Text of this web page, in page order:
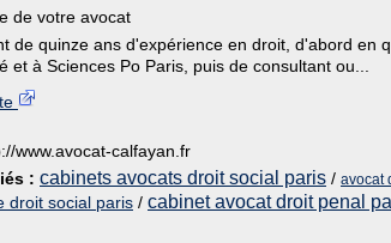
de votre avocat
de quinze ans d'expérience en droit, d'abord en
et à Sciences Po Paris, puis de consultant ou...
www.avocat-calfayan.fr
: cabinets avocats droit social paris / avocat
droit social paris / cabinet avocat droit penal